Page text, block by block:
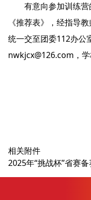
有意向参加训练
《推荐表》，经指导
统一交至团委112办公
nwkjcx@126.com，学
相关附件
2025年“挑战杯”省赛